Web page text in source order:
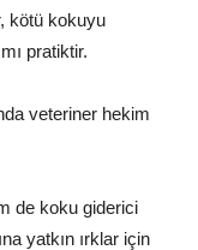
kötü kokuyu
pratiktir.
veteriner hekim
de koku giderici
yatkın ırklar için